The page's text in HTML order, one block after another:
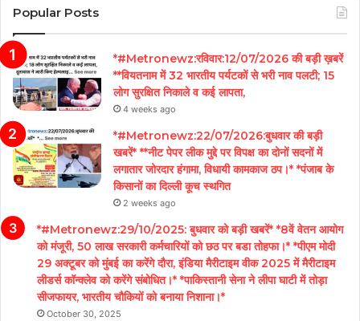
Popular Posts
*#Metronewz:रविवार:12/07/2026 की बड़ी ख़बरें
**वियतनाम में 32 भारतीय पर्यटकों से भरी नाव पलटी; 15
लोग सुरक्षित निकाले व कई लापता,
4 weeks ago
*#Metronewz:22/07/2026:बुधवार की बड़ी
खबरें* **नीट पेपर लीक मुद्दे पर विपक्ष का दोनों सदनों में
लगातार जोरदार हंगामा, विधायी कामकाज ठप।* *पंजाब के
किसानों का दिल्ली कूच स्थगित
2 weeks ago
*#Metronewz:29/10/2025: बुधवार को बड़ी खबरें* *8वें वेतन आयोग
को मंजूरी, 50 लाख सरकारी कर्मचारियों को छठ पर बडा तोहफा।* *पीएम मोदी
29 अक्टूबर को मुंबई का करेंगे दौरा, इंडिया मैरीटाइम वीक 2025 में मैरीटाइम
लीडर्स कॉन्क्लेव को करेंगे संबोधित।* *पाकिस्तानी सेना ने लीपा घाटी में तोड़ा
सीजफायर, भारतीय चौकियों को बनाया निशाना।*
October 30, 2025